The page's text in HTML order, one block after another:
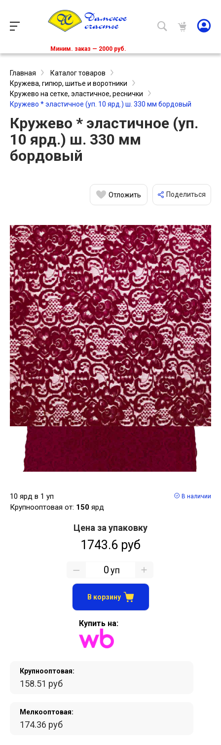
Миним. заказ — 2000 руб.
Главная
Каталог товаров
Кружева, гипюр, шитье и воротники
Кружево на сетке, эластичное, реснички
Кружево * эластичное (уп. 10 ярд.) ш. 330 мм бордовый
Кружево * эластичное (уп.
10 ярд.) ш. 330 мм
бордовый
Отложить Поделиться
10 ярд в 1 уп
Крупнооптовая от: 150 ярд
В наличии
Крупнооптовая:
158.51 руб
Мелкооптовая:
174.36 руб
Цена за упаковку
1743.6 руб
уп
В корзину
Купить на: